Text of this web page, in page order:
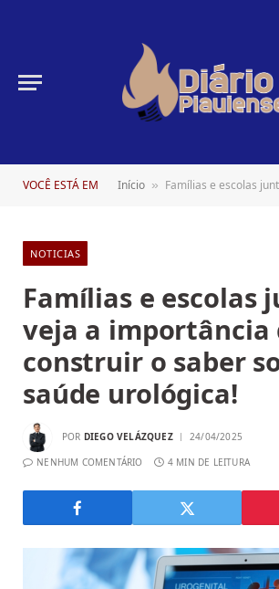
VOCÊ ESTÁ EM Início » Famílias e escolas juntas: veja a importância
NOTICIAS
Famílias e escolas
veja a importância
construir o saber
saúde urológica!
POR DIEGO VELÁZQUEZ 24/04/2025
NENHUM COMENTÁRIO 4 MIN DE LEITURA